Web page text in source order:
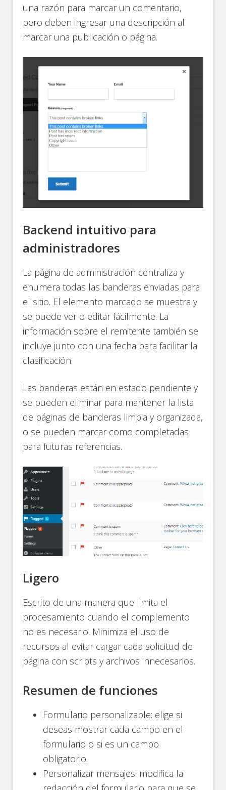
una razón para marcar un comentario,
pero deben ingresar una descripción al
marcar una publicación o página.
Backend intuitivo para
administradores
La página de administración centraliza y
enumera todas las banderas enviadas para
el sitio. El elemento marcado se muestra y
se puede ver o editar fácilmente. La
información sobre el remitente también se
incluye junto con una fecha para facilitar la
clasificación.
Las banderas están en estado pendiente y
se pueden eliminar para mantener la lista
de páginas de banderas limpia y organizada,
o se pueden marcar como completadas
para futuras referencias.
Ligero
Escrito de una manera que limita el
procesamiento cuando el complemento
no es necesario. Minimiza el uso de
recursos al evitar cargar cada solicitud de
página con scripts y archivos innecesarios.
Resumen de funciones
Formulario personalizable: elige si
deseas mostrar cada campo en el
formulario o si es un campo
obligatorio.
Personalizar mensajes: modifica la